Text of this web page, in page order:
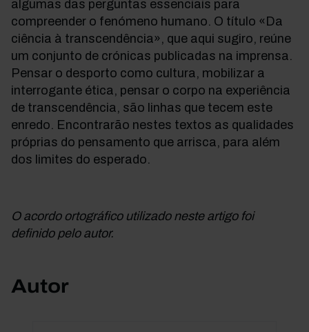
algumas das perguntas essenciais para
compreender o fenómeno humano. O título «Da
ciência à transcendência», que aqui sugiro, reúne
um conjunto de crónicas publicadas na imprensa.
Pensar o desporto como cultura, mobilizar a
interrogante ética, pensar o corpo na experiência
de transcendência, são linhas que tecem este
enredo. Encontrarão nestes textos as qualidades
próprias do pensamento que arrisca, para além
dos limites do esperado.
O acordo ortográfico utilizado neste artigo foi
definido pelo autor.
Autor